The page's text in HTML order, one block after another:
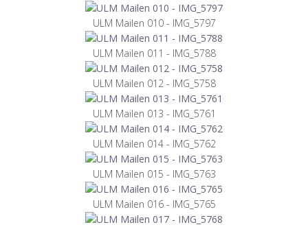
ULM Mailen 010 - IMG_5797
ULM Mailen 011 - IMG_5788
ULM Mailen 012 - IMG_5758
ULM Mailen 013 - IMG_5761
ULM Mailen 014 - IMG_5762
ULM Mailen 015 - IMG_5763
ULM Mailen 016 - IMG_5765